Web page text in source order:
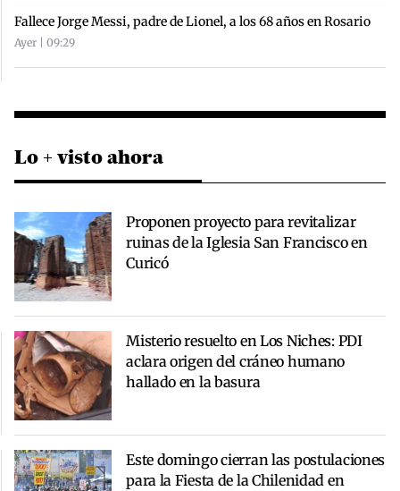
Fallece Jorge Messi, padre de Lionel, a los 68 años en Rosario
Ayer | 09:29
Lo + visto ahora
Proponen proyecto para revitalizar
ruinas de la Iglesia San Francisco en
Curicó
Misterio resuelto en Los Niches: PDI
aclara origen del cráneo humano
hallado en la basura
Este domingo cierran las postulaciones
para la Fiesta de la Chilenidad en